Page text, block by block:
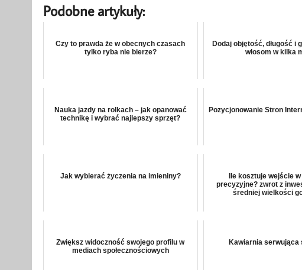
Podobne artykuły:
Czy to prawda że w obecnych czasach
tylko ryba nie bierze?
Dodaj objętość, długość i
włosom w kilka
Nauka jazdy na rolkach – jak opanować
technikę i wybrać najlepszy sprzęt?
Pozycjonowanie Stron
Jak wybierać życzenia na imieniny?
Ile kosztuje wejście
precyzyjne? zwrot z
średniej wielkości
Zwiększ widoczność swojego profilu w
mediach społecznościowych
Kawiarnia serwująca